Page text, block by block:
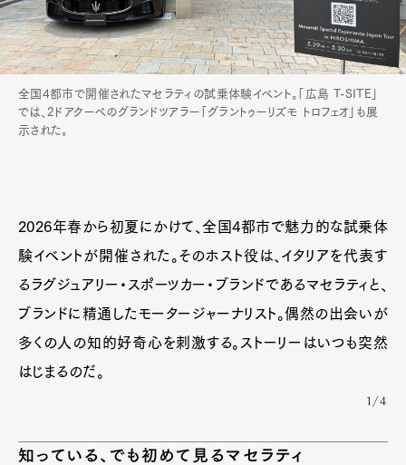
Pen Membership
Magazine
Contact
Pen international Pen tw
全国4都市で開催されたマセラティの試乗体験イベント。「広島 T-SITE」
では、2ドアクーペのグランドツアラー「グラントゥーリズモ トロフェオ」も展
示された。
2026年春から初夏にかけて、全国4都市で魅力的な試乗体
験イベントが開催された。そのホスト役は、イタリアを代表す
るラグジュアリー・スポーツカー・ブランドであるマセラティと、
ブランドに精通したモータージャーナリスト。偶然の出会いが
多くの人の知的好奇心を刺激する。ストーリーはいつも突然
はじまるのだ。
1/4
知っている、でも初めて見るマセラティ